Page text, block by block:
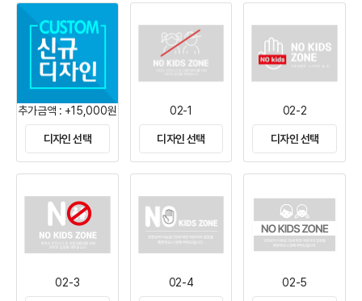
추가금액 : +15,000원
디자인 선택
02-1
디자인 선택
02-2
디자인 선택
02-3 02-4 02-5